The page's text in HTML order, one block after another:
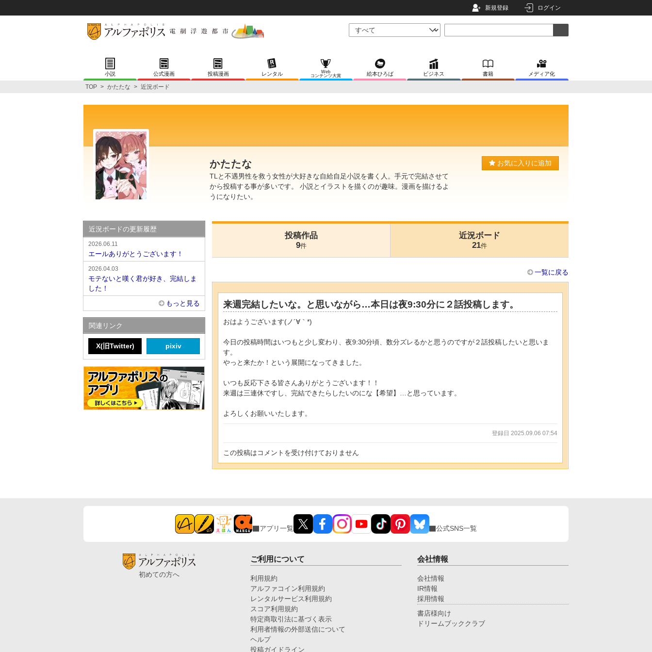
新規登録 ログイン
小説 公式漫画 投稿漫画 レンタル
Web
コンテンツ大賞
絵本ひろば ビジネス 書籍 メディア化
TOP > かたたな > 近況ボード
かたたな
TLと不遇男性を救う女性が大好きな自給自足小説を書く人。手元で完結させて
から投稿する事が多いです。 小説とイラストを描くのが趣味。漫画を描けるよ
うになりたい。
お気に入りに追加
投稿作品
9件
近況ボード
21件
一覧に戻る
来週完結したいな。と思いながら…本日は夜9:30分に２話投稿します。
おはようございます(ノ´∀｀*)
今日の投稿時間はいつもと少し変わり、夜9:30分頃、数分ズレるかと思うのですが２話投稿したいと思いま
す。
やっと来たか！という展開になってきました。
いつも反応下さる皆さんありがとうございます！！
来週は三連休ですし、完結できたらしたいのにな【希望】…と思っています。
よろしくお願いいたします。
登録日 2025.09.06 07:54
この投稿はコメントを受け付けておりません
近況ボードの更新履歴
2026.06.11
エールありがとうございます！
2026.04.03
モテないと嘆く君が好き、完結しま
した！
もっと見る
関連リンク
X(旧Twitter) pixiv
アプリ一覧 公式SNS一覧
初めての方へ
ご利用について
利用規約
アルファコイン利用規約
レンタルサービス利用規約
スコア利用規約
特定商取引法に基づく表示
利用者情報の外部送信について
ヘルプ
投稿ガイドライン
会社情報
会社情報
IR情報
採用情報
書店様向け
ドリームブッククラブ